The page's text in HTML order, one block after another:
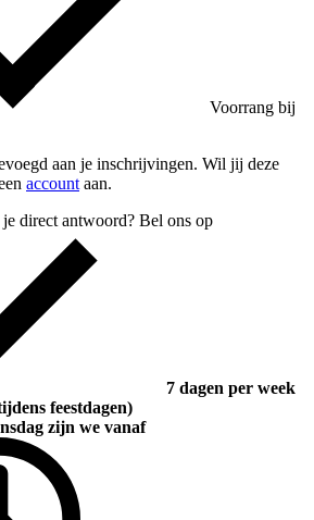
Voorrang bij
aan je inschrijvingen. Wil jij deze
account aan.
direct antwoord? Bel ons op
7 dagen per week
feestdagen)
zijn we vanaf